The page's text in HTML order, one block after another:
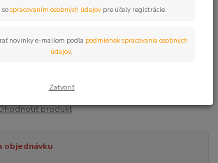
produkt
objednávku
sospracovaním osobných údajov pre účely registrácie.
novinky e-mailom podľa podmienok spracovania osobných
údajov
Zatvoriť